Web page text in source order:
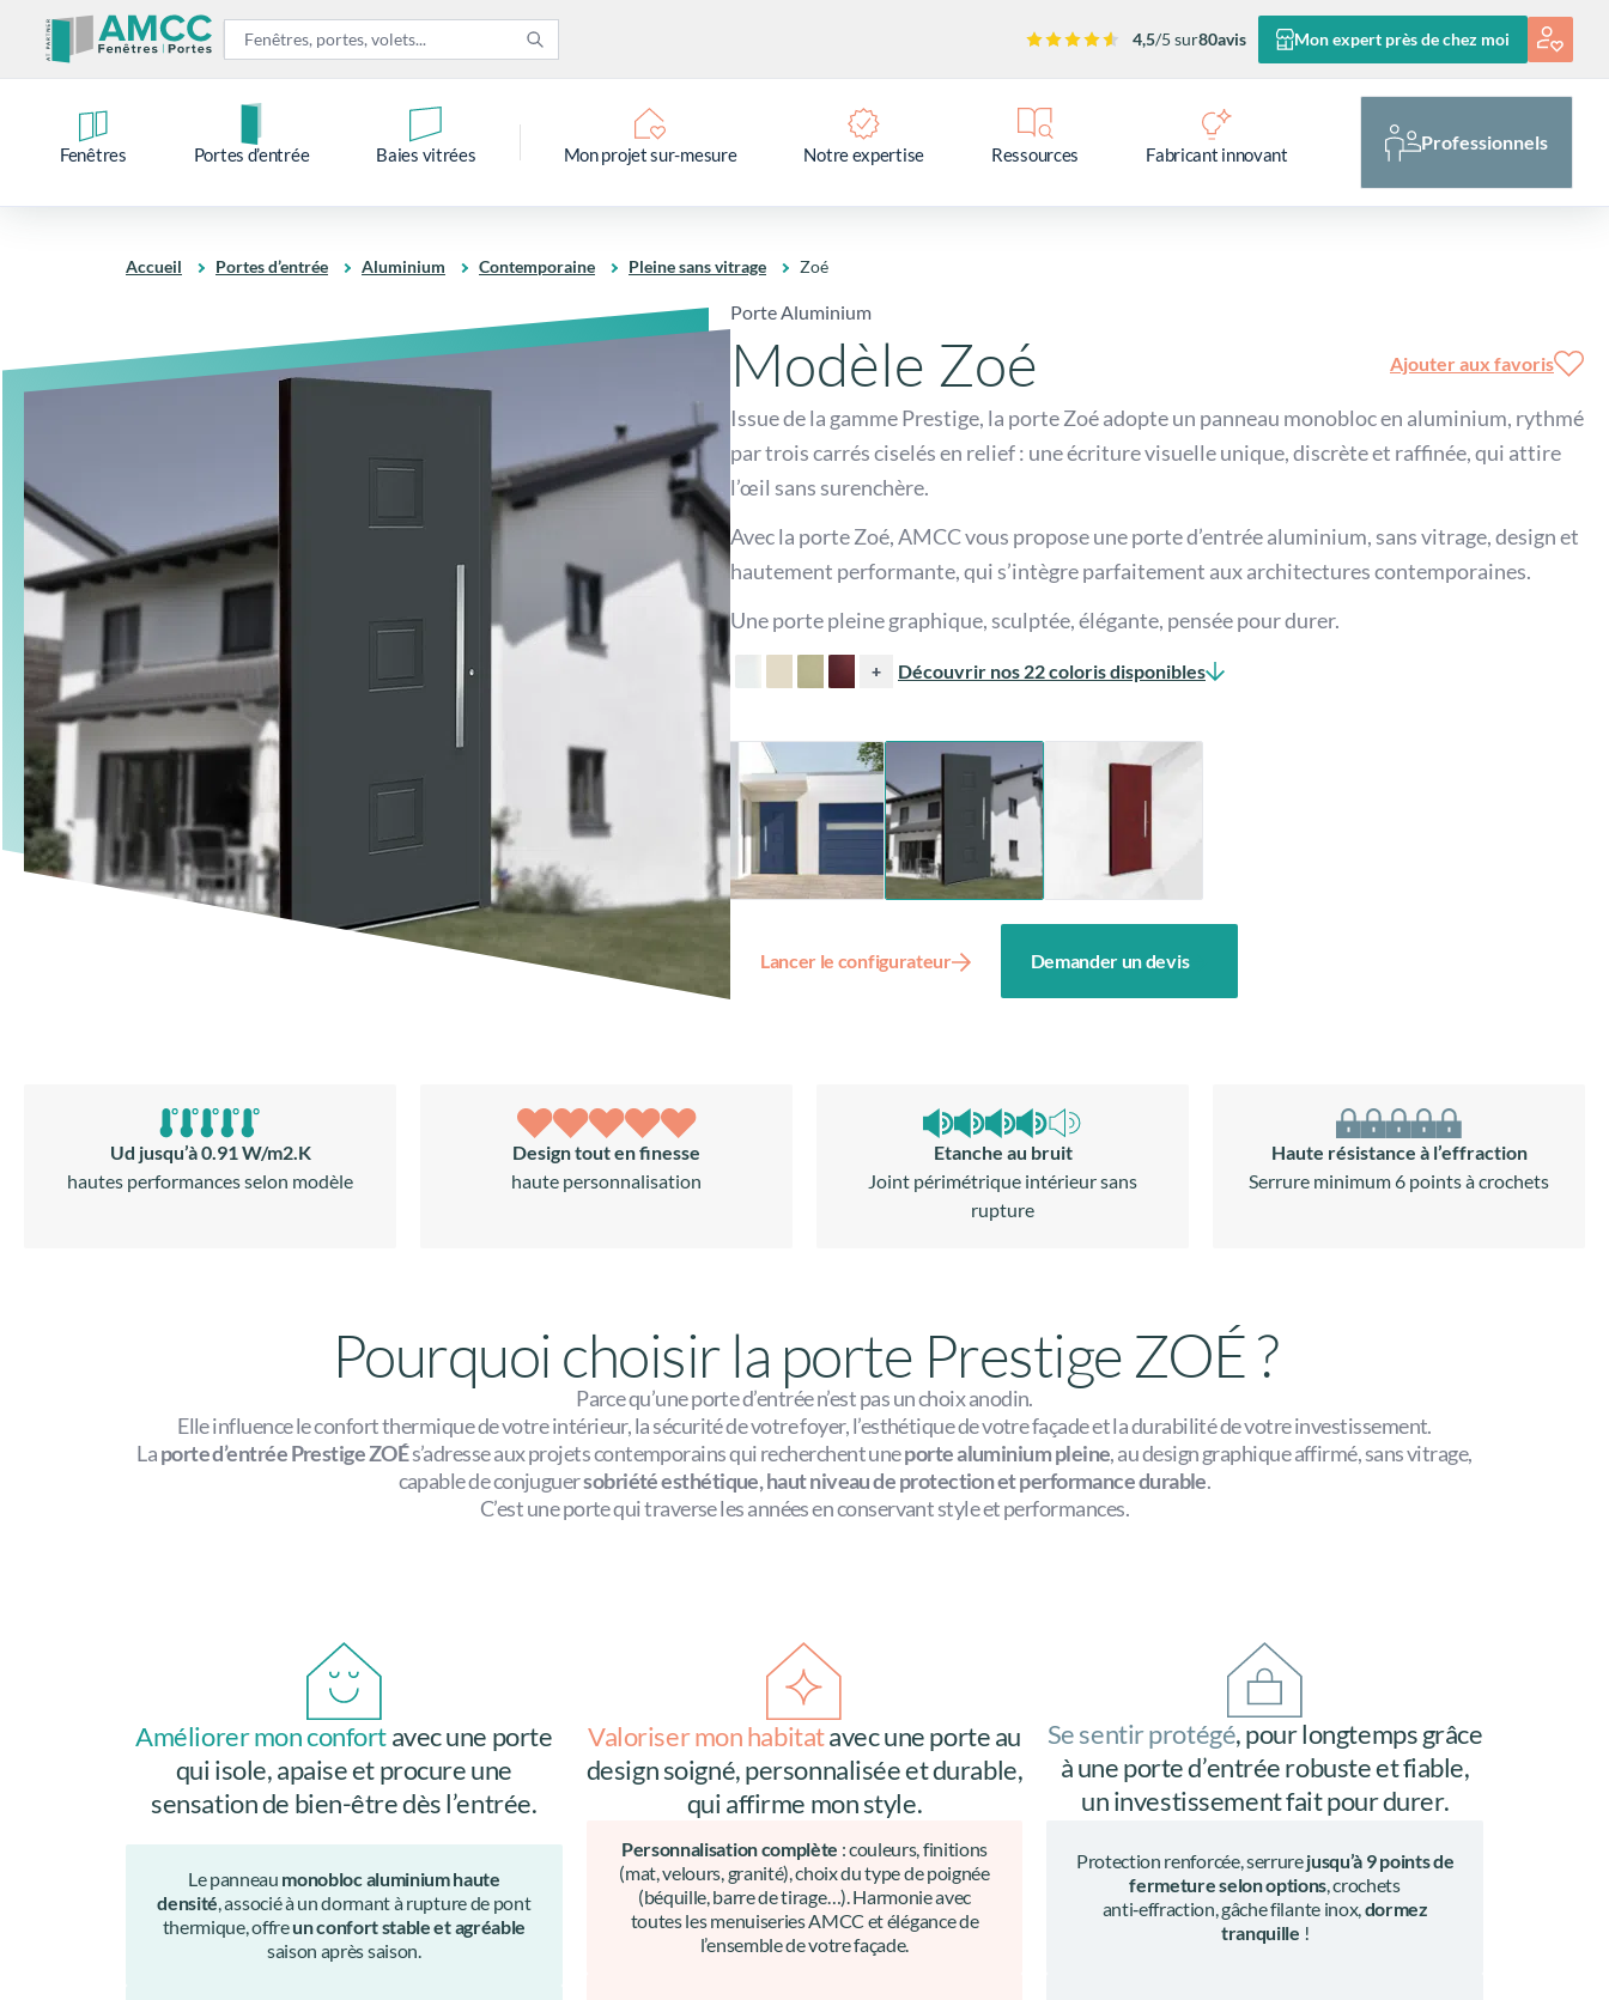
4,5/5 sur80avis Mon expert près de chez moi
Fenêtres Portes d’entrée Baies vitrées Mon projet sur-mesure Notre expertise Ressources Fabricant innovant
Professionnels
Accueil Portes d’entrée Aluminium Contemporaine Pleine sans vitrage Zoé
Porte Aluminium
Modèle Zoé Ajouter aux favoris
Issue de la gamme Prestige, la porte Zoé adopte un panneau monobloc en aluminium, rythmé
par trois carrés ciselés en relief : une écriture visuelle unique, discrète et raffinée, qui attire
l’œil sans surenchère.
Avec la porte Zoé, AMCC vous propose une porte d’entrée aluminium, sans vitrage, design et
hautement performante, qui s’intègre parfaitement aux architectures contemporaines.
Une porte pleine graphique, sculptée, élégante, pensée pour durer.
+ Découvrir nos 22 coloris disponibles
Lancer le configurateur Demander un devis
Ud jusqu’à 0.91 W/m2.K
hautes performances selon modèle
Design tout en finesse
haute personnalisation
Etanche au bruit
Joint périmétrique intérieur sans
rupture
Haute résistance à l’effraction
Serrure minimum 6 points à crochets
Pourquoi choisir la porte Prestige ZOÉ ?
Parce qu’une porte d’entrée n’est pas un choix anodin.
Elle influence le confort thermique de votre intérieur, la sécurité de votre foyer, l’esthétique de votre façade et la durabilité de votre investissement.
Laporte d’entrée Prestige ZOÉs’adresse aux projets contemporains qui recherchent uneporte aluminium pleine, au design graphique affirmé, sans vitrage,
capable de conjuguersobriété esthétique, haut niveau de protection et performance durable.
C’est une porte qui traverse les années en conservant style et performances.
Améliorer mon confortavec une porte
qui isole, apaise et procure une
sensation de bien-être dès l’entrée.
Le panneau monobloc aluminium haute
densité, associé à un dormant à rupture de pont
thermique, offreun confort stable et agréable
saison après saison.
Valoriser mon habitatavec une porte au
design soigné, personnalisée et durable,
qui affirme mon style.
Personnalisation complète : couleurs, finitions
(mat, velours, granité), choix du type de poignée
(béquille, barre de tirage…). Harmonie avec
toutes les menuiseries AMCC et élégance de
l’ensemble de votre façade.
Se sentir protégé, pour longtemps grâce
à une porte d’entrée robuste et fiable,
un investissement fait pour durer.
Protection renforcée, serrurejusqu’à 9 points de
fermeture selon options, crochets
anti‑effraction, gâche filante inox,dormez
tranquille !